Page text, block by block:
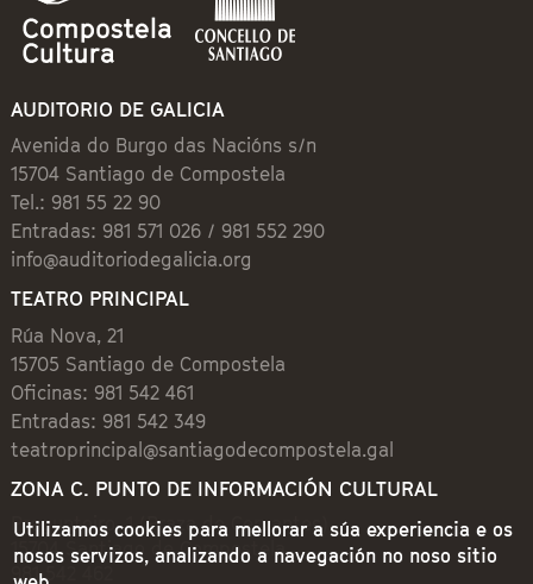
AUDITORIO DE GALICIA
Avenida do Burgo das Nacións s/n
15704 Santiago de Compostela
Tel.: 981 55 22 90
Entradas: 981 571 026 / 981 552 290
info@auditoriodegalicia.org
TEATRO PRINCIPAL
Rúa Nova, 21
15705 Santiago de Compostela
Oficinas: 981 542 461
Entradas: 981 542 349
teatroprincipal@santiagodecompostela.gal
ZONA C. PUNTO DE INFORMACIÓN CULTURAL
Preguntoiro, 1 (Praza de Cervantes)
15704 Santiago de Compostela
981 542 462
Utilizamos cookies para mellorar a súa experiencia e os
nosos servizos, analizando a navegación no noso sitio